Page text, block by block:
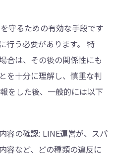
守るための有効な手段です
行う必要があります。 特
合は、その後の関係性にも
を十分に理解し、慎重な判
をした後、一般的には以下
容の確認: LINE運営が、スパ
容など、どの種類の違反に